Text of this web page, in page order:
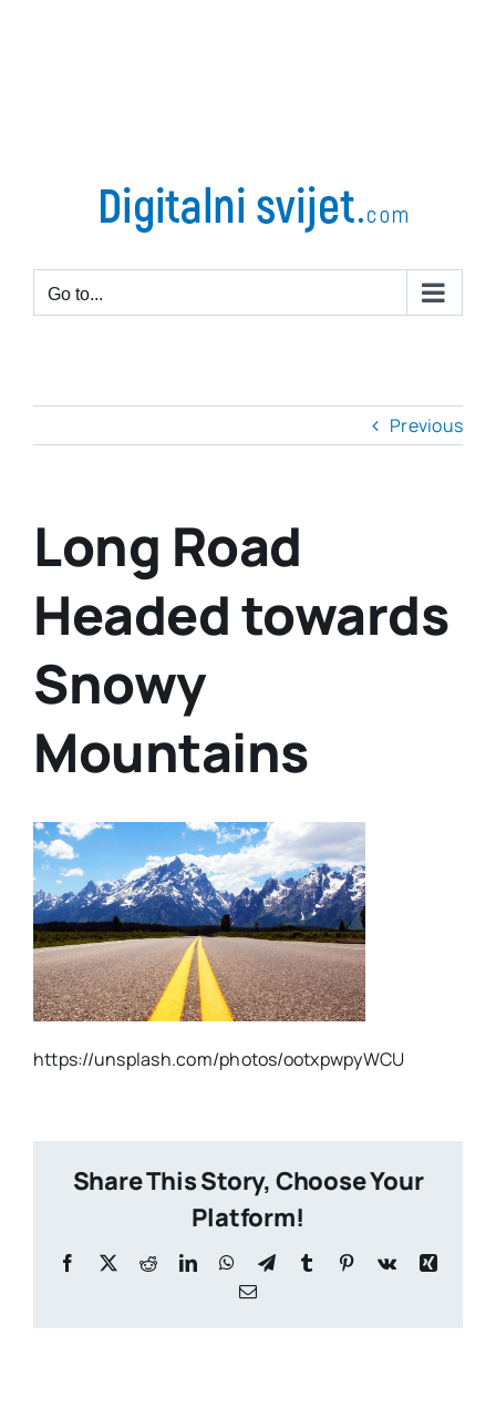
Go to...
Previous
Long Road
Headed towards
Snowy
Mountains
https://unsplash.com/photos/ootxpwpyWCU
Share This Story, Choose Your
Platform!
Facebook
X RedditLinkedInWhatsApp
TelegramTumblr Pinterest
Vk
Xing
Email